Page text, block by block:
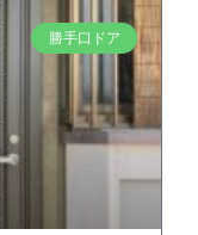
勝手口ドア